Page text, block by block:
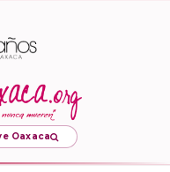
Oaxaca